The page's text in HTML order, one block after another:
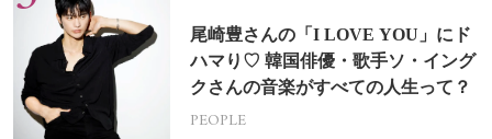
尾崎豊さんの「I LOVE YOU」にド
ハマり♡ 韓国俳優・歌手ソ・イング
クさんの音楽がすべての人生って？
PEOPLE